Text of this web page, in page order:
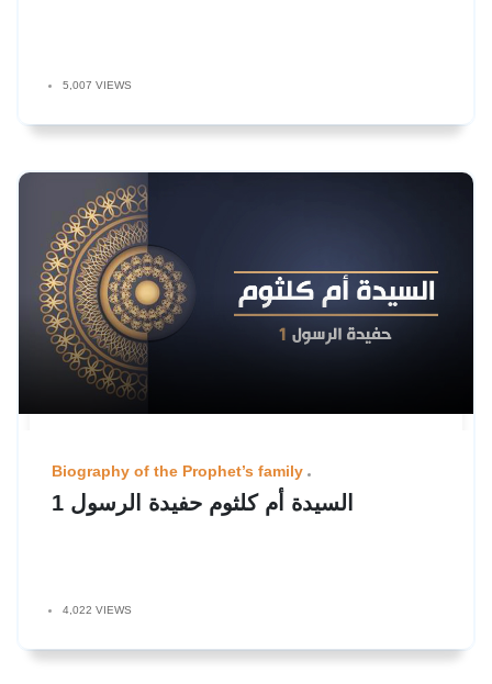
5,007 VIEWS
Biography of the Prophet’s family
السيدة أم كلثوم حفيدة الرسول 1
4,022 VIEWS